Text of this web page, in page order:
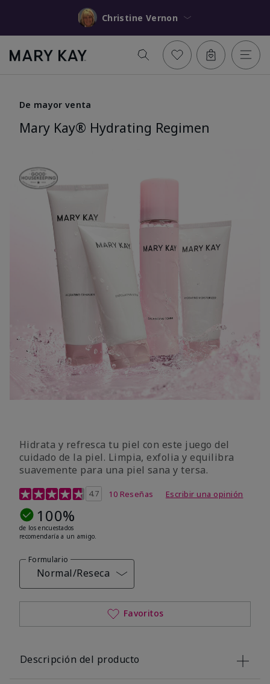
Christine Vernon
De mayor venta
Mary Kay® Hydrating Regimen
Hidrata y refresca tu piel con este juego del
cuidado de la piel. Limpia, exfolia y equilibra
suavemente para una piel sana y tersa.
Calificación de clientes de 5 de 5
4.7 10 Reseñas Escribir una opinión
100%
de los encuestados
recomendaría a un amigo.
Formulario
Normal/Reseca
Favoritos
Descripción del producto